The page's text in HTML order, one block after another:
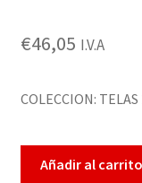
Donde Estamos
Enmarcación
€46,05 I.V.A
COLECCION: TELAS
Añadir al carrito